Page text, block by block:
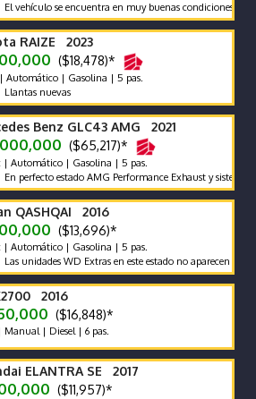
se encuentra en muy buenas condiciones tanto
RAIZE 2023
($18,478)*
Automático | Gasolina | 5 pas.
nuevas
Benz GLC43 AMG 2021
($65,217)*
Automático | Gasolina | 5 pas.
estado AMG Performance Exhaust y sistema de
QASHQAI 2016
($13,696)*
Automático | Gasolina | 5 pas.
unidades WD Extras en este estado no aparecen con
2016
($16,848)*
Manual | Diesel | 6 pas.
ELANTRA SE 2017
($11,957)*